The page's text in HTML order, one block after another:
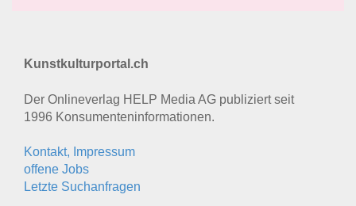
Kunstkulturportal.ch
Der Onlineverlag HELP Media AG publiziert seit
1996 Konsumenten­informationen.
Kontakt, Impressum
offene Jobs
Letzte Suchanfragen